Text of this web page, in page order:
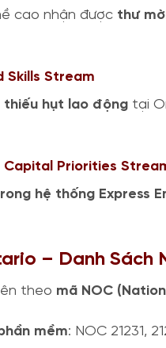
cao nhận được thư
Skills Stream
thiếu hụt lao động tại
Capital Priorities
hệ thống Express
– Danh Sách
theo mã NOC
mềm: NOC 21231,